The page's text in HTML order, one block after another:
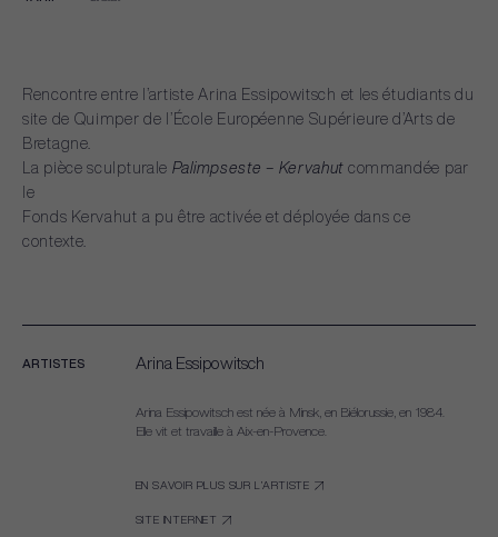
Rencontre entre l’artiste Arina Essipowitsch et les étudiants du
site de Quimper de l’École Européenne Supérieure d’Arts de
Bretagne.
La pièce sculpturale Palimpseste – Kervahut commandée par
le
Fonds Kervahut a pu être activée et déployée dans ce
contexte.
ARTISTES Arina Essipowitsch
Arina Essipowitsch est née à Minsk, en Biélorussie, en 1984.
Elle vit et travaille à Aix-en-Provence.
EN SAVOIR PLUS SUR L’ARTISTE
SITE INTERNET